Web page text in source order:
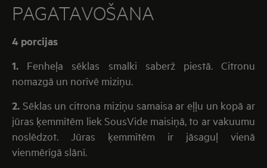
PAGATAVOŠANA
4 porcijas
1. Fenheļa sēklas smalki saberž piestā. Citronu
nomazgā un norīvē miziņu.
2. Sēklas un citrona miziņu samaisa ar eļļu un kopā ar
jūras ķemmītēm liek SousVide maisiņā, to ar vakuumu
noslēdzot. Jūras ķemmītēm ir jāsaguļ vienā
vienmērīgā slānī.